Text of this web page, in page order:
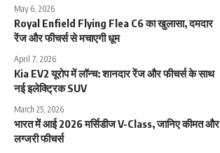
May 6, 2026
Royal Enfield Flying Flea C6 का खुलासा, दमदार
रेंज और फीचर्स से मचाएगी धूम
April 7, 2026
Kia EV2 यूरोप में लॉन्च: शानदार रेंज और फीचर्स के साथ
नई इलेक्ट्रिक SUV
March 25, 2026
भारत में आई 2026 मर्सिडीज V-Class, जानिए कीमत और
लग्जरी फीचर्स